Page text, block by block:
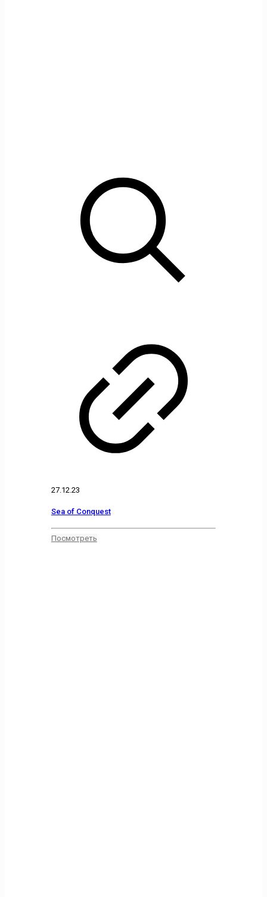
27.12.23
Sea of Conquest
Посмотреть